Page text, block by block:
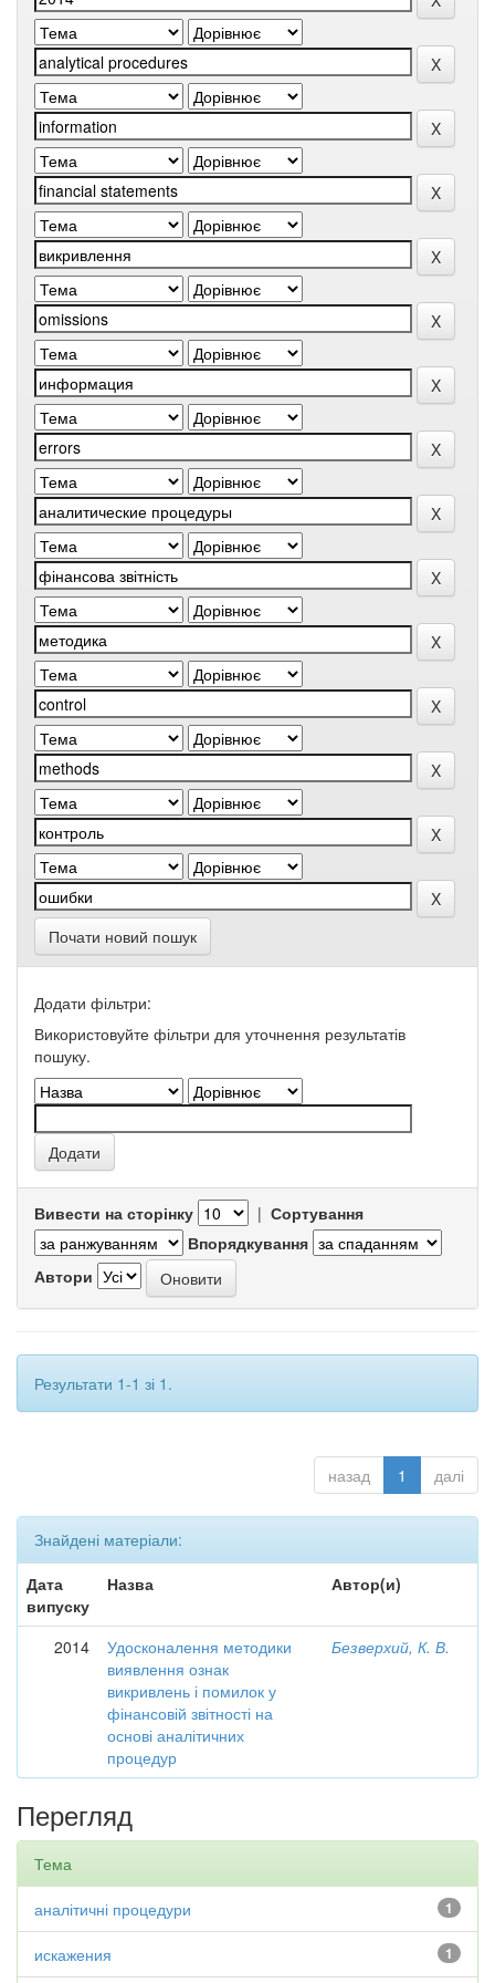
Почати новий пошук
Додати фільтри:
Використовуйте фільтри для уточнення результатів
пошуку.
Вивести на сторінку | Сортування
Впорядкування
Автори
Результати 1-1 зі 1.
назад 1 далі
Знайдені матеріали:
Дата
випуску
Назва Автор(и)
2014
Удосконалення методики
виявлення ознак
викривлень і помилок у
фінансовій звітності на
основі аналітичних
процедур
Безверхий, К. В.
Перегляд
Тема
1
аналітичні процедури
1
искажения